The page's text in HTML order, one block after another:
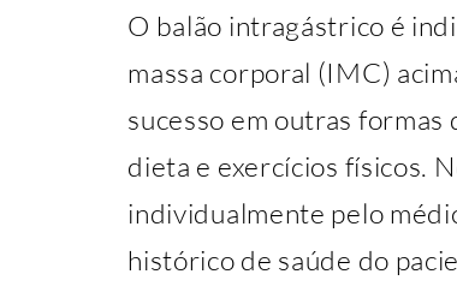
O balão intragástrico é
massa corporal (IMC)
sucesso em outras
dieta e exercícios físicos.
individualmente pelo
histórico de saúde do